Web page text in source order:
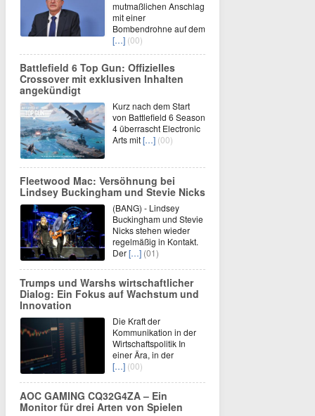
mutmaßlichen Anschlag
mit einer
Bombendrohne auf dem
[…] (00)
Battlefield 6 Top Gun: Offizielles
Crossover mit exklusiven Inhalten
angekündigt
Kurz nach dem Start
von Battlefield 6 Season
4 überrascht Electronic
Arts mit[…] (00)
Fleetwood Mac: Versöhnung bei
Lindsey Buckingham und Stevie Nicks
(BANG) - Lindsey
Buckingham und Stevie
Nicks stehen wieder
regelmäßig in Kontakt.
Der[…] (01)
Trumps und Warshs wirtschaftlicher
Dialog: Ein Fokus auf Wachstum und
Innovation
Die Kraft der
Kommunikation in der
Wirtschaftspolitik In
einer Ära, in der
[…] (00)
AOC GAMING CQ32G4ZA – Ein
Monitor für drei Arten von Spielen